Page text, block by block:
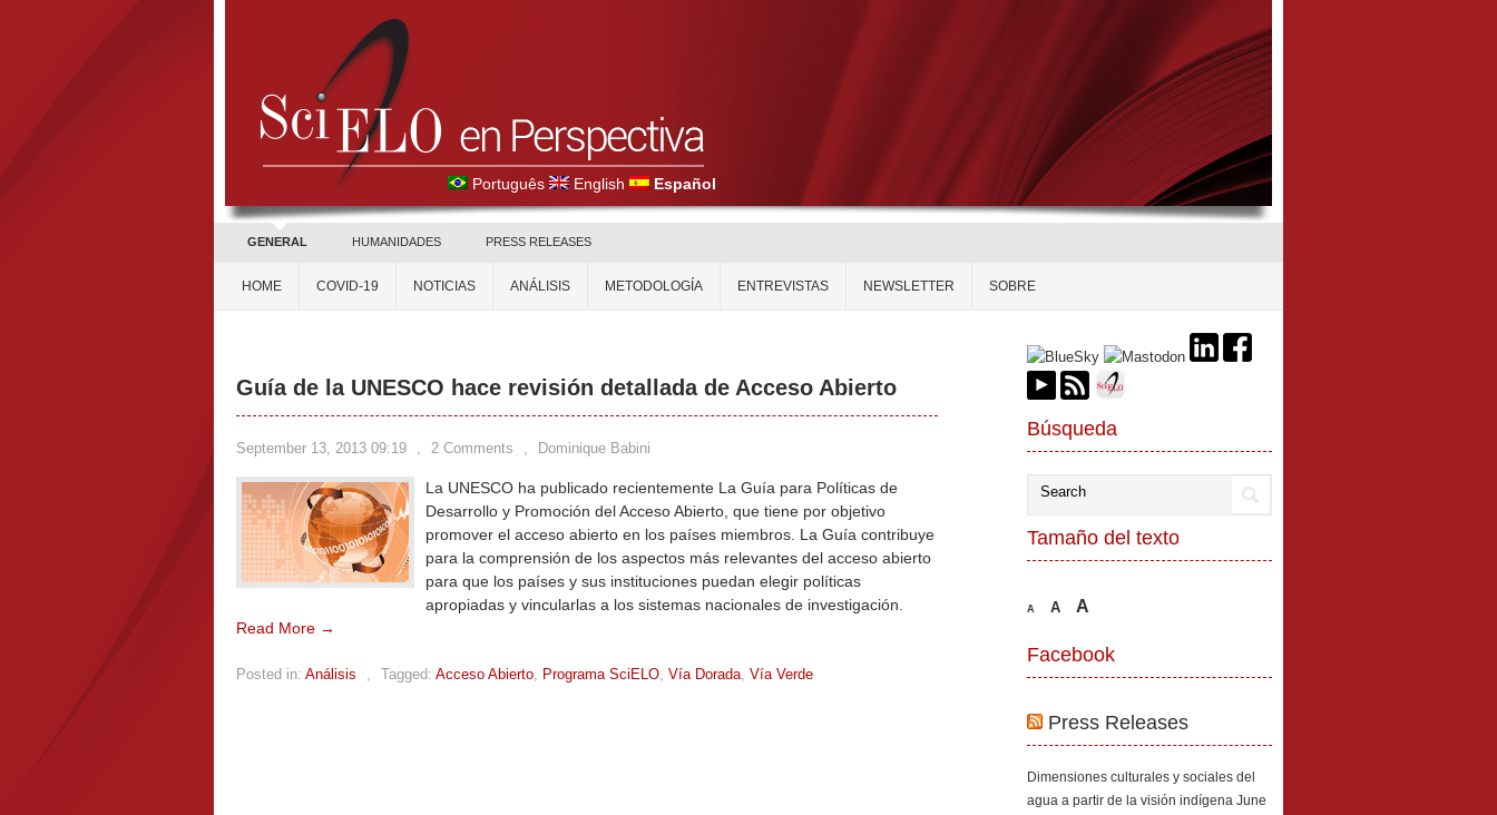
Português English Español
GENERAL HUMANIDADES PRESS RELEASES
HOME COVID-19 NOTICIAS ANÁLISIS METODOLOGÍA ENTREVISTAS NEWSLETTER SOBRE
Guía de la UNESCO hace revisión detallada de Acceso Abierto
September 13, 2013 09:19 , 2 Comments , Dominique Babini
La UNESCO ha publicado recientemente La Guía para Políticas de
Desarrollo y Promoción del Acceso Abierto, que tiene por objetivo
promover el acceso abierto en los países miembros. La Guía contribuye
para la comprensión de los aspectos más relevantes del acceso abierto
para que los países y sus instituciones puedan elegir políticas
apropiadas y vincularlas a los sistemas nacionales de investigación.
Read More →
Posted in: Análisis , Tagged: Acceso Abierto, Programa SciELO, Vía Dorada, Vía Verde
Búsqueda
Tamaño del texto
A A A
Facebook
Press Releases
Dimensiones culturales y sociales del
agua a partir de la visión indígena June